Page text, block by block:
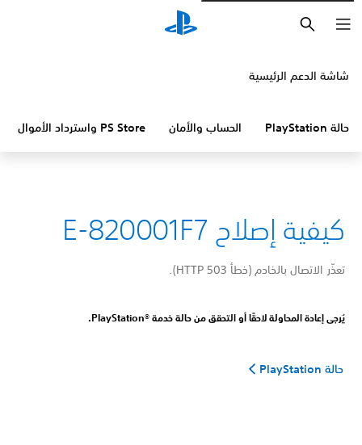
شاشة الدعم الرئيسية
حالة PlayStation الحساب والأمان PS Store واسترداد الأموال
كيفية إصلاح E-820001F7
تعذّر الاتصال بالخادم (خطأ HTTP 503).
يُرجى إعادة المحاولة لاحقًا أو التحقق من حالة خدمة PlayStation®‎.
حالة PlayStation